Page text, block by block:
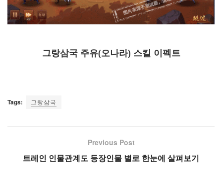
그랑삼국 주유(오나라) 스킬 이펙트
Tags: 그랑삼국
Previous Post
트레인 인물관계도 등장인물 별로 한눈에 살펴보기